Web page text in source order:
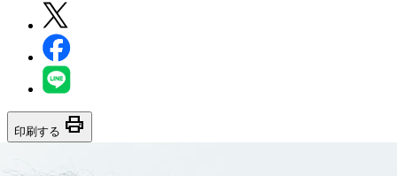
印刷する print